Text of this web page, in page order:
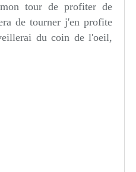
tour de profiter de
de tourner j'en profite
du coin de l'oeil,